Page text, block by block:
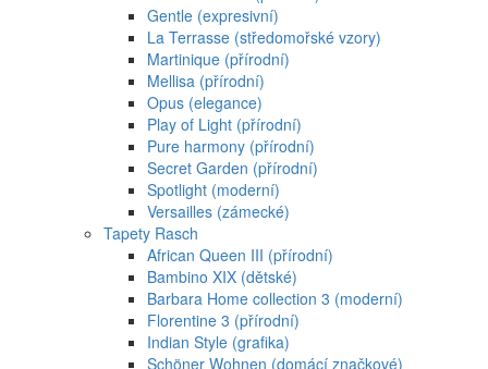
Gentle (expresivní)
La Terrasse (středomořské vzory)
Martinique (přírodní)
Mellisa (přírodní)
Opus (elegance)
Play of Light (přírodní)
Pure harmony (přírodní)
Secret Garden (přírodní)
Spotlight (moderní)
Versailles (zámecké)
Tapety Rasch
African Queen III (přírodní)
Bambino XIX (dětské)
Barbara Home collection 3 (moderní)
Florentine 3 (přírodní)
Indian Style (grafika)
Schöner Wohnen (domácí značkové)